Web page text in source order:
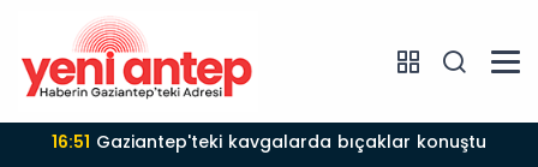
16:51 Gaziantep'teki kavgalarda bıçaklar konuştu